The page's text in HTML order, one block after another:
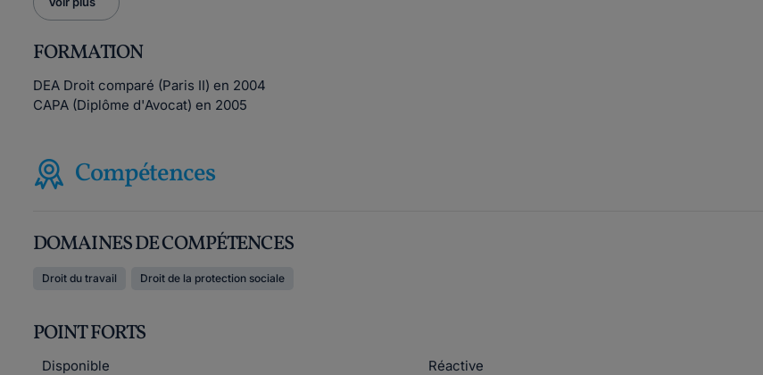
FORMATION
DEA Droit comparé (Paris II) en 2004
CAPA (Diplôme d'Avocat) en 2005
Compétences
DOMAINES DE COMPÉTENCES
Droit du travail Droit de la protection sociale
POINT FORTS
Disponible
Réactive